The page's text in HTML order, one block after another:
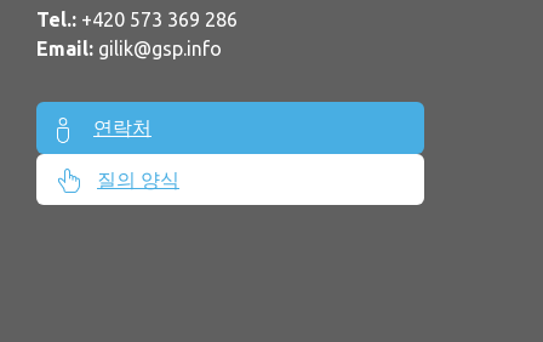
Tel.: +420 573 369 286
Email: gilik@gsp.info
연락처
질의 양식